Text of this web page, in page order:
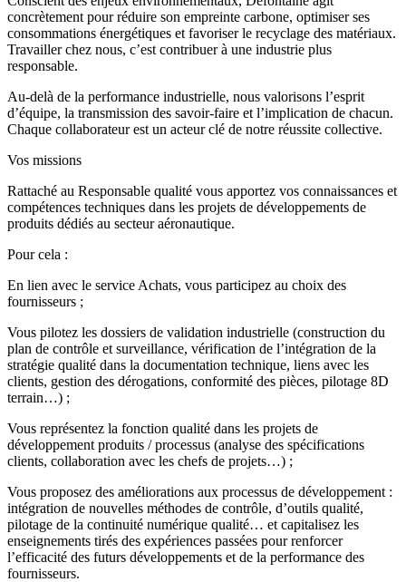
concrètement pour réduire son empreinte carbone, optimiser ses
consommations énergétiques et favoriser le recyclage des matériaux.
Travailler chez nous, c’est contribuer à une industrie plus
responsable.
Au-delà de la performance industrielle, nous valorisons l’esprit
d’équipe, la transmission des savoir-faire et l’implication de chacun.
Chaque collaborateur est un acteur clé de notre réussite collective.
Vos missions
Rattaché au Responsable qualité vous apportez vos connaissances et
compétences techniques dans les projets de développements de
produits dédiés au secteur aéronautique.
Pour cela :
En lien avec le service Achats, vous participez au choix des
fournisseurs ;
Vous pilotez les dossiers de validation industrielle (construction du
plan de contrôle et surveillance, vérification de l’intégration de la
stratégie qualité dans la documentation technique, liens avec les
clients, gestion des dérogations, conformité des pièces, pilotage 8D
terrain…) ;
Vous représentez la fonction qualité dans les projets de
développement produits / processus (analyse des spécifications
clients, collaboration avec les chefs de projets…) ;
Vous proposez des améliorations aux processus de développement :
intégration de nouvelles méthodes de contrôle, d’outils qualité,
pilotage de la continuité numérique qualité… et capitalisez les
enseignements tirés des expériences passées pour renforcer
l’efficacité des futurs développements et de la performance des
fournisseurs.